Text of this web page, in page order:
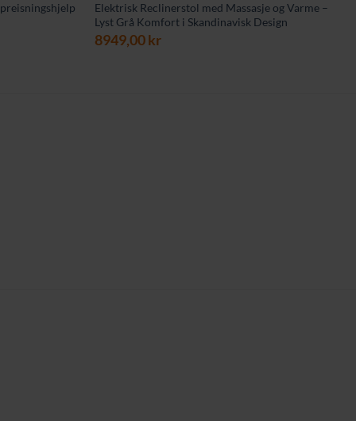
Elektrisk Reclinerstol med Massasje og Varme –
Lyst Grå Komfort i Skandinavisk Design
8949,00kr